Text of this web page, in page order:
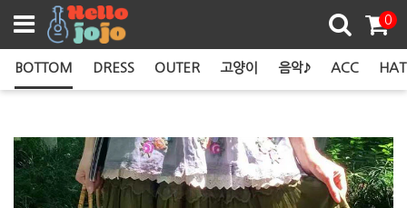
0
BOTTOM DRESS OUTER 고양이 음악♪ ACC